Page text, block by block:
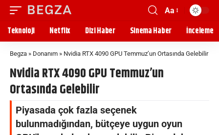
Aa
Teknoloji Netflix Dizi Haber Sinema Haber İnceleme
Begza » Donanım » Nvidia RTX 4090 GPU Temmuz’un Ortasında Gelebilir
Nvidia RTX 4090 GPU Temmuz’un
Ortasında Gelebilir
Piyasada çok fazla seçenek
bulunmadığından, bütçeye uygun oyun